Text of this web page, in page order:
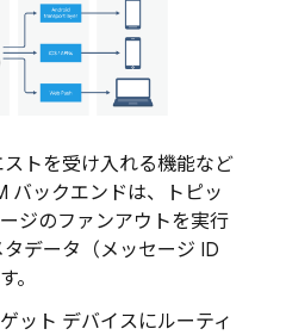
トを受け入れる機能など
バックエンドは、トピッ
ジのファンアウトを実行
データ（メッセージ ID
。
ット デバイスにルーティ